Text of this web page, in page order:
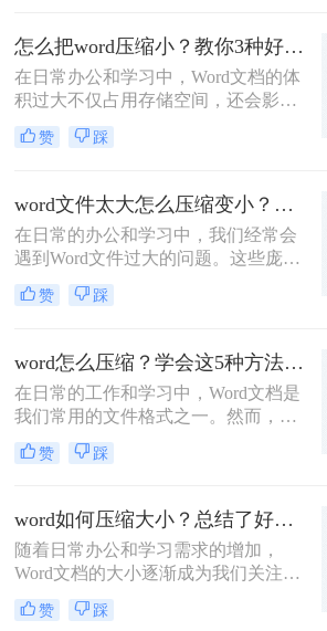
方法。
怎么把word压缩小？教你3种好用的压缩方法！
在日常办公和学习中，Word文档的体
积过大不仅占用存储空间，还会影响
传输速度。为了帮助您有效地减小
Word文档的大小，那么怎么把word压
方法。
赞 踩
word文件太大怎么压缩变小？值得尝试的四种压缩方法介绍！
在日常的办公和学习中，我们经常会
遇到Word文件过大的问题。这些庞大
的文件不仅占据了大量的存储空间，
而且在网络传输和共享时也会变得非
么压缩变小变得尤为重要。本文将为
您介绍几种简单实用的方法，帮助您
轻松解决Word文件过大的问题。
赞 踩
word怎么压缩？学会这5种方法轻松完成压缩！
在日常的工作和学习中，Word文档是
我们常用的文件格式之一。然而，随
着文档内容的增加，Word文件的大小
也可能会逐渐增大，这不仅会占用更
低效率。因此，学会Word怎么压缩变
得尤为重要。本文将详细介绍几种压
缩Word文件的方法，帮助您优化文件
的存储和传输。
赞 踩
word如何压缩大小？总结了好几种压缩方法！
随着日常办公和学习需求的增加，
Word文档的大小逐渐成为我们关注的
问题。过大的文档不仅占用了宝贵的
存储空间，还可能导致传输速度变
赞 踩